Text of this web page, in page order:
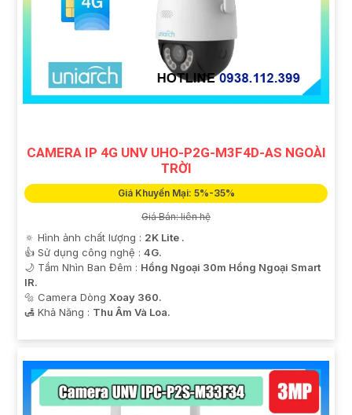
CAMERA IP 4G UNV UHO-P2G-M3F4D-AS NGOÀI
TRỜI
Giá Khuyến Mại: 5%-35%
Giá Bán: liên hệ
🔅 Hình ảnh chất lượng : 2K Lite .
👍 Sử dụng công nghệ : 4G.
🌙 Tầm Nhìn Ban Đêm : Hồng Ngoại 30m Hồng Ngoại Smart
IR.
🔩 Camera Dòng Xoay 360.
️🛃 Khả Năng : Thu Âm Và Loa.